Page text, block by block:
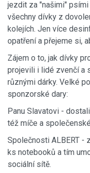
jezdit za "našimi"
všechny dívky z
kolejích. Jen více
opatření a přejeme si,
Zájem o to, jak dívky
projevili i lidé zvenčí a
různými dárky. Velké
sponzorské dary:
Panu Slavatovi -
též míče a
Společnosti ALBERT -
ks notebooků a tím
sociální sítě.